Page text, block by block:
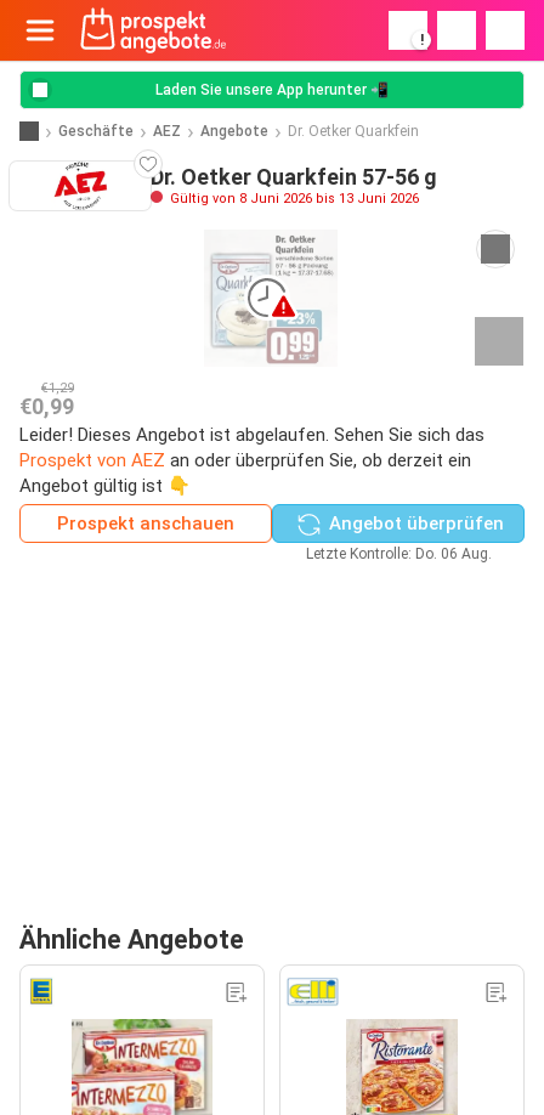
!
Laden Sie unsere App herunter 📲
Geschäfte AEZ Angebote Dr. Oetker Quarkfein
Dr. Oetker Quarkfein 57-56 g
Gültig von 8 Juni 2026 bis 13 Juni 2026
€1,29
€0,99
Leider! Dieses Angebot ist abgelaufen. Sehen Sie sich das
Prospekt von AEZ an oder überprüfen Sie, ob derzeit ein
Angebot gültig ist 👇
Prospekt anschauen
Angebot überprüfen
Letzte Kontrolle: Do. 06 Aug.
Ähnliche Angebote